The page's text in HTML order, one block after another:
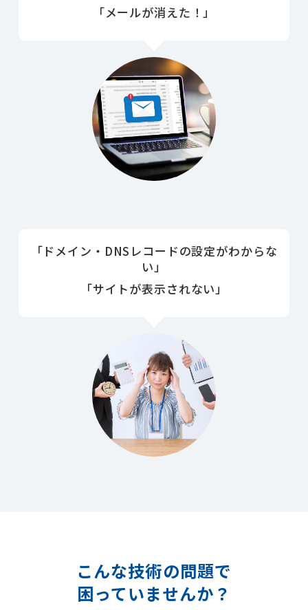
「メールが消えた！」
「ドメイン・DNSレコードの設定がわからな
い」
「サイトが表示されない 」
こんな技術の問題で
困っていませんか？